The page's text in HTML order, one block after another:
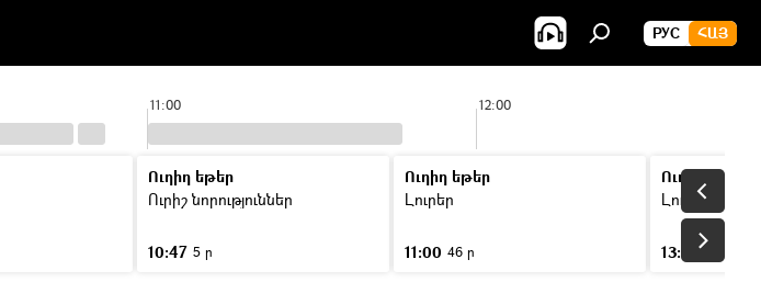
РУС ՀԱՅ
11:00 12:00
Ուղիղ եթեր
Ուրիշ նորություններ
10:47 5 ր
Ուղիղ եթեր
Լուրեր
11:00 46 ր
Ուղիղ եթեր
Լուրեր
13:00